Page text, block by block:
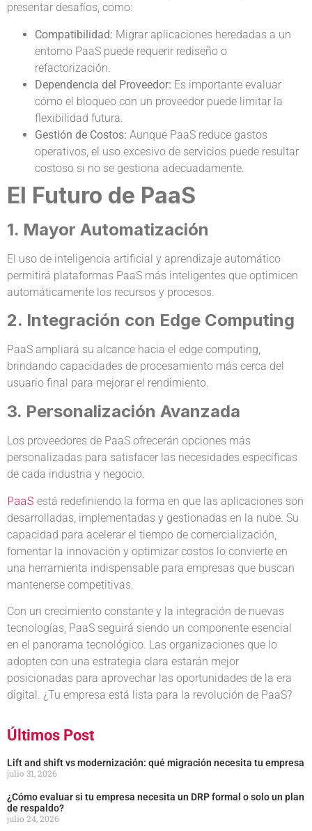
presentar desafíos, como:
Compatibilidad: Migrar aplicaciones heredadas a un
entorno PaaS puede requerir rediseño o
refactorización.
Dependencia del Proveedor: Es importante evaluar
cómo el bloqueo con un proveedor puede limitar la
flexibilidad futura.
Gestión de Costos: Aunque PaaS reduce gastos
operativos, el uso excesivo de servicios puede resultar
costoso si no se gestiona adecuadamente.
El Futuro de PaaS
1. Mayor Automatización
El uso de inteligencia artificial y aprendizaje automático
permitirá plataformas PaaS más inteligentes que optimicen
automáticamente los recursos y procesos.
2. Integración con Edge Computing
PaaS ampliará su alcance hacia el edge computing,
brindando capacidades de procesamiento más cerca del
usuario final para mejorar el rendimiento.
3. Personalización Avanzada
Los proveedores de PaaS ofrecerán opciones más
personalizadas para satisfacer las necesidades específicas
de cada industria y negocio.
PaaS está redefiniendo la forma en que las aplicaciones son
desarrolladas, implementadas y gestionadas en la nube. Su
capacidad para acelerar el tiempo de comercialización,
fomentar la innovación y optimizar costos lo convierte en
una herramienta indispensable para empresas que buscan
mantenerse competitivas.
Con un crecimiento constante y la integración de nuevas
tecnologías, PaaS seguirá siendo un componente esencial
en el panorama tecnológico. Las organizaciones que lo
adopten con una estrategia clara estarán mejor
posicionadas para aprovechar las oportunidades de la era
digital. ¿Tu empresa está lista para la revolución de PaaS?
Últimos Post
Lift and shift vs modernización: qué migración necesita tu empresa
julio 31, 2026
¿Cómo evaluar si tu empresa necesita un DRP formal o solo un plan
de respaldo?
julio 24, 2026